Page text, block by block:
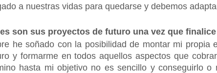
a nuestras vidas para quedarse y debemos
son sus proyectos de futuro una vez que
he soñado con la posibilidad de montar mi
y formarme en todos aquellos aspectos que
hasta mi objetivo no es sencillo y conseguirlo